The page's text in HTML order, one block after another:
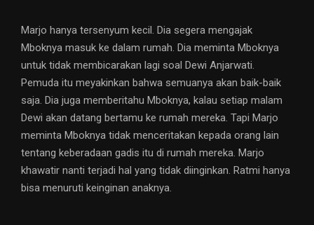
Marjo hanya tersenyum kecil. Dia segera mengajak
Mboknya masuk ke dalam rumah. Dia meminta Mboknya
untuk tidak membicarakan lagi soal Dewi Anjarwati.
Pemuda itu meyakinkan bahwa semuanya akan baik-baik
saja. Dia juga memberitahu Mboknya, kalau setiap malam
Dewi akan datang bertamu ke rumah mereka. Tapi Marjo
meminta Mboknya tidak menceritakan kepada orang lain
tentang keberadaan gadis itu di rumah mereka. Marjo
khawatir nanti terjadi hal yang tidak diinginkan. Ratmi hanya
bisa menuruti keinginan anaknya.